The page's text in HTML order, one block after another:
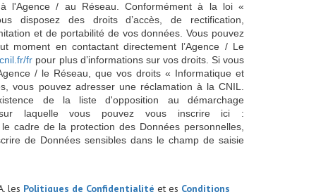
l'Agence / au Réseau. Conformément à la loi «
disposez des droits d’accès, de rectification,
et de portabilité de vos données. Vous pouvez
moment en contactant directement l’Agence / Le
fr pour plus d’informations sur vos droits. Si vous
/ le Réseau, que vos droits « Informatique et
vous pouvez adresser une réclamation à la CNIL.
de la liste d'opposition au démarchage
laquelle vous pouvez vous inscrire ici :
cadre de la protection des Données personnelles,
de Données sensibles dans le champ de saisie
les Politiques de Confidentialité et es Conditions